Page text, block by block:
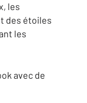
les
des étoiles
les
avec de